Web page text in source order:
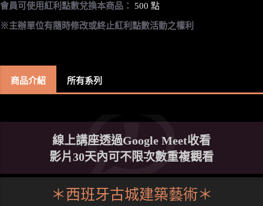
會員可使用紅利點數兌換本商品： 500 點
※主辦單位有隨時修改或終止紅利點數活動之權利
商品介紹 所有系列
線上講座透過Google Meet收看
影片30天內可不限次數重複觀看
＊西班牙古城建築藝術＊